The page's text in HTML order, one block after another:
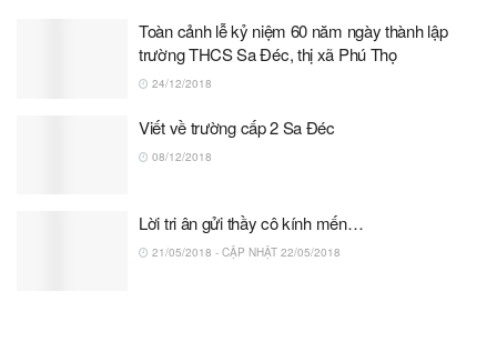
Toàn cảnh lễ kỷ niệm 60 năm ngày thành lập
trường THCS Sa Đéc, thị xã Phú Thọ
24/12/2018
Viết về trường cấp 2 Sa Đéc
08/12/2018
Lời tri ân gửi thầy cô kính mến…
21/05/2018 - CẬP NHẬT 22/05/2018